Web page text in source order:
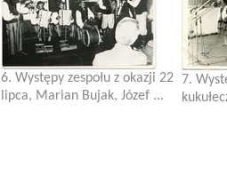
6. Występy zespołu z okazji 22
lipca, Marian Bujak, Józef ...
7.